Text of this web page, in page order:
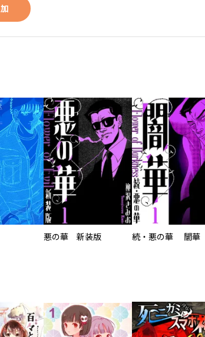
悪の華 新装版